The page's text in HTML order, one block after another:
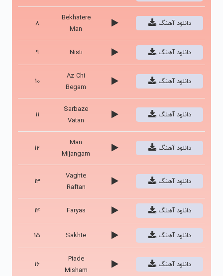
8
Bekhatere
Man
دانلود آهنگ
9 Nisti دانلود آهنگ
10
Az Chi
Begam
دانلود آهنگ
11
Sarbaze
Vatan
دانلود آهنگ
12
Man
Mijangam
دانلود آهنگ
13
Vaghte
Raftan
دانلود آهنگ
14 Faryas دانلود آهنگ
15 Sakhte دانلود آهنگ
16
Piade
Misham
دانلود آهنگ